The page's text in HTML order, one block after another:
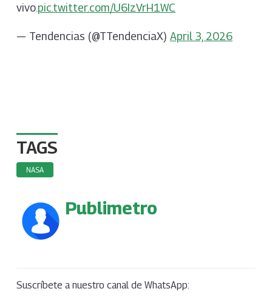
vivo.pic.twitter.com/U6IzVrH1WC
— Tendencias (@TTendenciaX) April 3, 2026
TAGS
NASA
Publimetro
Suscríbete a nuestro canal de WhatsApp: